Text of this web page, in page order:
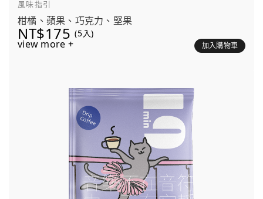
風味指引
柑橘、蘋果、巧克力、堅果
NT$175 (5入)
view more + 加入購物車